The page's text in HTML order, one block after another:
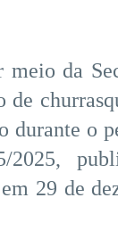
meio da
de
durante o
2025,
29 de